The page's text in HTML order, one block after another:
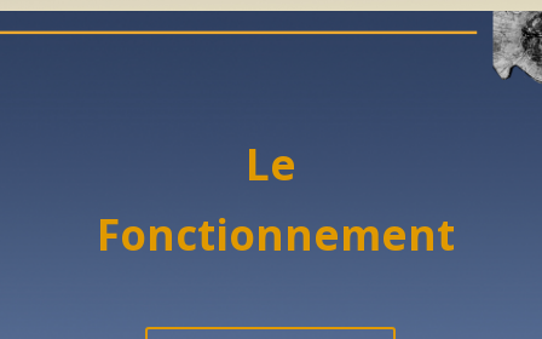
Le
Fonctionnement